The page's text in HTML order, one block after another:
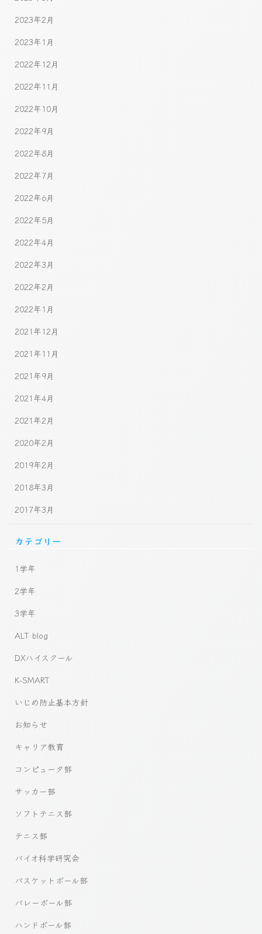
2023年2月
2023年1月
2022年12月
2022年11月
2022年10月
2022年9月
2022年8月
2022年7月
2022年6月
2022年5月
2022年4月
2022年3月
2022年2月
2022年1月
2021年12月
2021年11月
2021年9月
2021年4月
2021年2月
2020年2月
2019年2月
2018年3月
2017年3月
カテゴリー
1学年
2学年
3学年
ALT blog
DXハイスクール
K-SMART
いじめ防止基本方針
お知らせ
キャリア教育
コンピュータ部
サッカー部
ソフトテニス部
テニス部
バイオ科学研究会
バスケットボール部
バレーボール部
ハンドボール部